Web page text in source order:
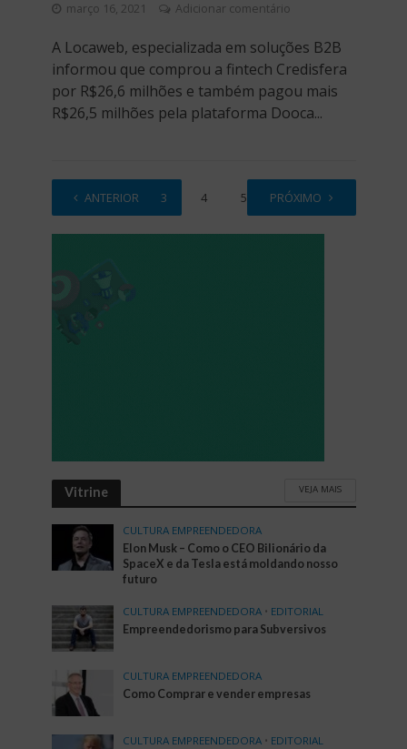
março 16, 2021 Adicionar comentário
A Locaweb, especializada em soluções B2B
informou que comprou a fintech Credisfera
por R$26,6 milhões e também pagou mais
R$26,5 milhões pela plataforma Dooca...
ANTERIOR
1 2 3 4 5 … 26
PRÓXIMO
Vitrine VEJA MAIS
CULTURA EMPREENDEDORA
Elon Musk – Como o CEO Bilionário da
SpaceX e da Tesla está moldando nosso
futuro
CULTURA EMPREENDEDORA • EDITORIAL
Empreendedorismo para Subversivos
CULTURA EMPREENDEDORA
Como Comprar e vender empresas
CULTURA EMPREENDEDORA • EDITORIAL